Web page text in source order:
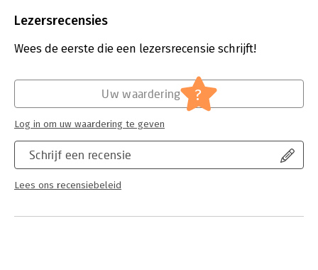
– tot aan de maan en weer terug.
Druk:
Lezersrecensies
Wees de eerste die een lezersrecensie schrijft!
Schrijf een recensie
Lees ons recensiebeleid
Uw waardering ?
Log in om uw waardering te geven